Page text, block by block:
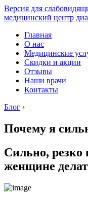
Версия для
медицинский центр
Главная
О нас
Медицинские
Скидки и акции
Отзывы
Наши врачи
Контакты
Блог ›
Почему я
Сильно, резко
женщине